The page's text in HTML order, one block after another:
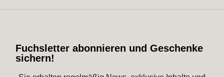
Fuchsletter abonnieren und Geschenke
sichern!